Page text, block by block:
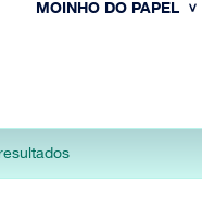
MOINHO DO PAPEL